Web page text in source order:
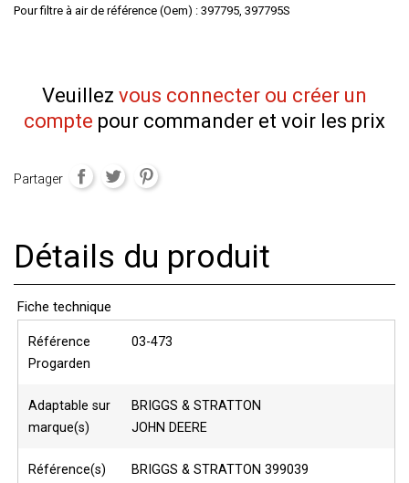
Pour filtre à air de référence (Oem) : 397795, 397795S
Veuillez vous connecter ou créer un
compte pour commander et voir les prix
Partager
Détails du produit
Fiche technique
Référence
Progarden
03-473
Adaptable sur
marque(s)
BRIGGS & STRATTON
JOHN DEERE
Référence(s)
BRIGGS & STRATTON 399039